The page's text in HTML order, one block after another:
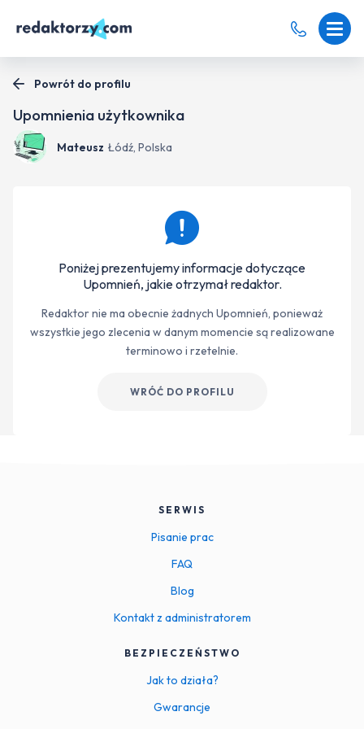
Upomnienia użytkownika
Mateusz Łódź, Polska
Powrót do profilu
Poniżej prezentujemy informacje dotyczące
Upomnień, jakie otrzymał redaktor.
Redaktor nie ma obecnie żadnych Upomnień, ponieważ
wszystkie jego zlecenia w danym momencie są realizowane
terminowo i rzetelnie.
WRÓĆ DO PROFILU
SERWIS
Pisanie prac
FAQ
Blog
Kontakt z administratorem
BEZPIECZEŃSTWO
Jak to działa?
Gwarancje